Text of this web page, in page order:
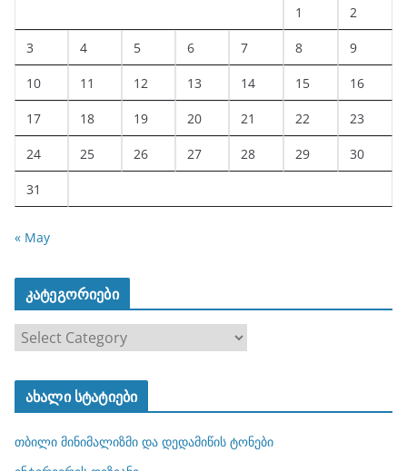
1 2
3 4 5 6 7 8 9
10 11 12 13 14 15 16
17 18 19 20 21 22 23
24 25 26 27 28 29 30
31
« May
კატეგორიები
ა
ტ
ო
ახალი სტატიები
თბილი მინიმალიზმი და დედამიწის ტონები